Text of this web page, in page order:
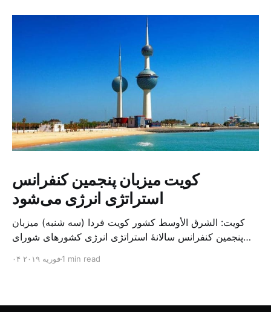
کویت میزبان پنجمین کنفرانس
استراتژی انرژی می‌شود
کویت: الشرق الأوسط کشور کویت فردا (سه شنبه) میزبان
پنجمین کنفرانس سالانهٔ استراتژی انرژی کشورهای شورای
متخصص از شرکت‌های جهانی نفت و گاز در این کنفرانس
۰۴ فوریه ۲۰۱۹1 min read